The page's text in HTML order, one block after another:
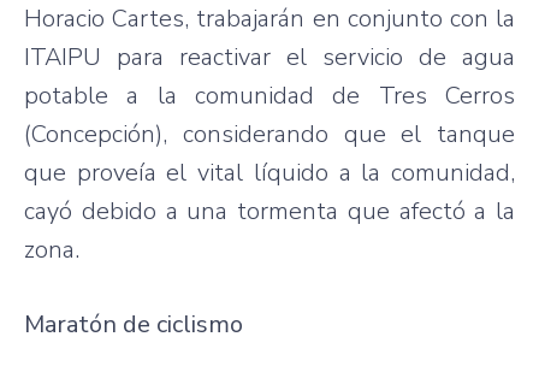
Horacio Cartes, trabajarán en conjunto con la
ITAIPU para reactivar el servicio de agua
potable a la comunidad de Tres Cerros
(Concepción), considerando que el tanque
que proveía el vital líquido a la comunidad,
cayó debido a una tormenta que afectó a la
zona.
Maratón de ciclismo